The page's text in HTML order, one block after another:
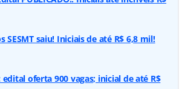
SESMT saiu! Iniciais de até R$ 6,8 mil!
edital oferta 900 vagas; inicial de até R$